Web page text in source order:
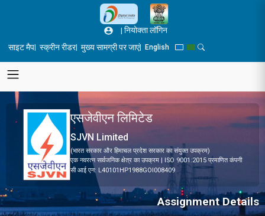
| नियोक्ता लॉगिन
साइट मैप स्क्रीन रीडर| मुख्य सामग्री पर जाएं| English
Blue Theme
Green Theme
Toggle Search
एसजेवीएन लिमिटेड
SJVN Limited
(भारत सरकार और हिमाचल प्रदेश सरकार का संयुक्त उपक्रम)
एक नवरत्न सार्वजनिक क्षेत्र का उपक्रम | ISO 9001:2015 प्रमाणित कंपनी
सी आई एन: L40101HP1988GOI008409
Assignment Details